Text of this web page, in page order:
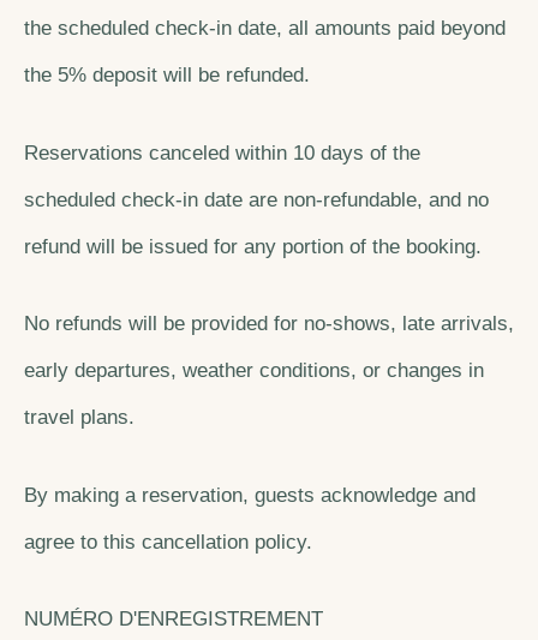
the scheduled check-in date, all amounts paid beyond
the 5% deposit will be refunded.
Reservations canceled within 10 days of the
scheduled check-in date are non-refundable, and no
refund will be issued for any portion of the booking.
No refunds will be provided for no-shows, late arrivals,
early departures, weather conditions, or changes in
travel plans.
By making a reservation, guests acknowledge and
agree to this cancellation policy.
NUMÉRO D'ENREGISTREMENT